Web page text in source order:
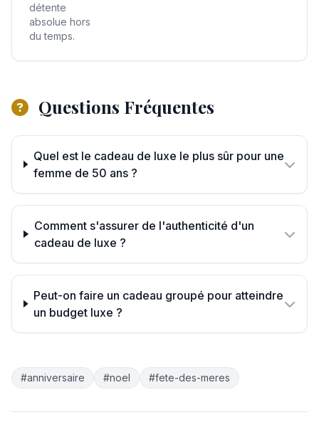
détente
absolue hors
du temps.
Questions Fréquentes
Quel est le cadeau de luxe le plus sûr pour une
femme de 50 ans ?
Comment s'assurer de l'authenticité d'un
cadeau de luxe ?
Peut-on faire un cadeau groupé pour atteindre
un budget luxe ?
#anniversaire #noel #fete-des-meres